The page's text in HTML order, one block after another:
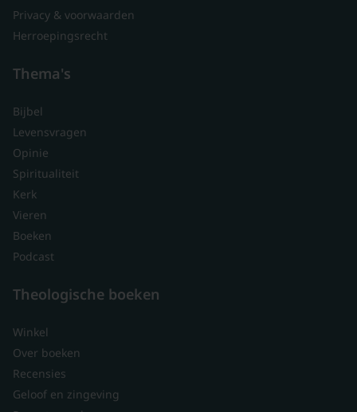
Privacy & voorwaarden
Herroepingsrecht
Thema's
Bijbel
Levensvragen
Opinie
Spiritualiteit
Kerk
Vieren
Boeken
Podcast
Theologische boeken
Winkel
Over boeken
Recensies
Geloof en zingeving